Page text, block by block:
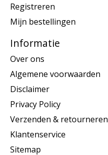
Registreren
Mijn bestellingen
Informatie
Over ons
Algemene voorwaarden
Disclaimer
Privacy Policy
Verzenden & retourneren
Klantenservice
Sitemap